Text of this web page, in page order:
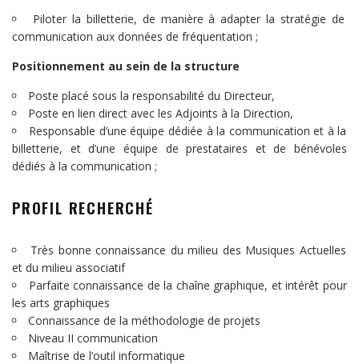
Piloter la billetterie, de manière à adapter la stratégie de
communication aux données de fréquentation ;
Positionnement au sein de la structure
Poste placé sous la responsabilité du Directeur,
Poste en lien direct avec les Adjoints à la Direction,
Responsable d’une équipe dédiée à la communication et à la
billetterie, et d’une équipe de prestataires et de bénévoles
dédiés à la communication ;
PROFIL RECHERCHÉ
Très bonne connaissance du milieu des Musiques Actuelles
et du milieu associatif
Parfaite connaissance de la chaîne graphique, et intérêt pour
les arts graphiques
Connaissance de la méthodologie de projets
Niveau II communication
Maîtrise de l’outil informatique